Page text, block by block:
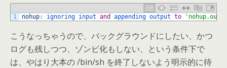
1 nohup: ignoring input and appending output to 'nohup.out'
こうなっちゃうので、バックグラウンドにしたい、かつ
ログも残しつつ、ゾンビ化もしない、という条件下で
は、やはり大本の /bin/sh を終了しないよう明示的に待